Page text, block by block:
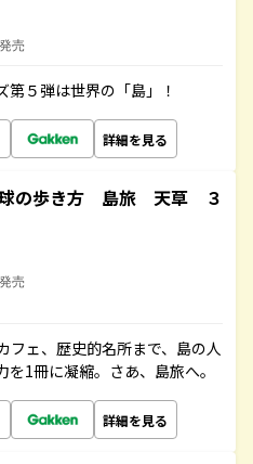
売
第５弾は世界の「島」！
詳細を見る
の歩き方 島旅 天草 ３
売
フェ、歴史的名所まで、島の人
1冊に凝縮。さあ、島旅へ。
詳細を見る